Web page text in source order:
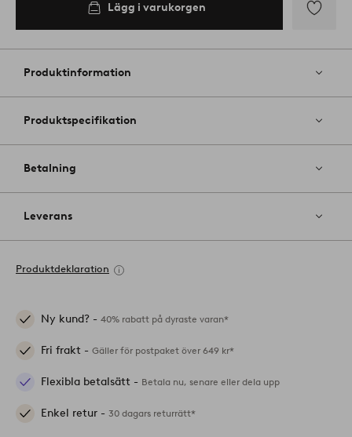
Lägg iLägg i varukorgen
till
favoriter
Produktinformation
Produktspecifikation
Betalning
Leverans
Produktdeklaration
Ny kund? - 40% rabatt på dyraste varan*
Fri frakt - Gäller för postpaket över 649 kr*
Flexibla betalsätt - Betala nu, senare eller dela upp
Enkel retur - 30 dagars returrätt*